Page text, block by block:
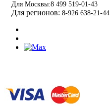
Для Москвы:8 499 519-01-43
Для регионов: 8-926 638-21-44